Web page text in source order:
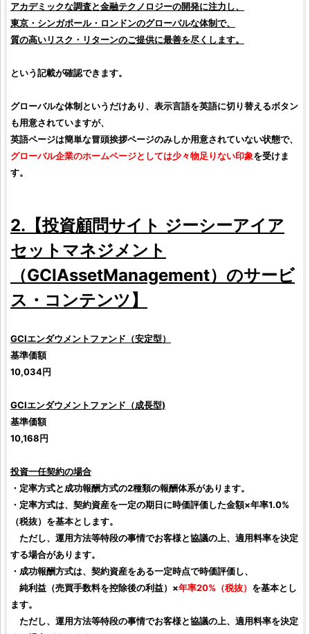
アカデミックな調査と金融テクノロジーの開発に注力し、
東京・シンガポール・ロンドンのグローバルな体制で、
質の高いリスク・リターンのご提供に最善を尽くします。
という記載が確認できます。
グローバルな体制というだけあり、表示言語を英語に切り替えるボタン
も用意されていますが、
英語ページは簡単な冒頭挨拶ページのみしか用意されていない状態で、
グローバル企業のホームページとしては少々物足りない印象を受けま
す。
2.【投資顧問サイト ジーシーアイア
セットマネジメント
（GCIAssetManagement）のサービ
ス・コンテンツ】
GCIエンダウメントファンド（安定型）
基準価額
10,034円
GCIエンダウメントファンド（成長型)
基準価額
10,168円
投資一任契約の場合
・定率方式と成功報酬方式の2種類の報酬体系があります。
・定率方式は、契約資産を一定の期日に時価評価した金額×年率1.0%
（税抜）を基本とします。
ただし、運用方法等特段の事情でお客様と協議の上、適用料率を決定
する場合があります。
・成功報酬方式は、契約資産をある一定時点で時価評価し、
純利益（売買手数料を控除後の利益）×年率20%（税抜） を基本とし
ます。
ただし、運用方法等特段の事情でお客様と協議の上、適用料率を決定